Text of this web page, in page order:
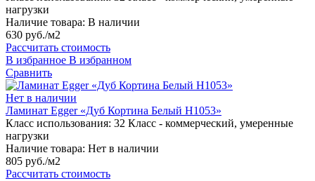
нагрузки
Наличие товара: В наличии
630 руб./м2
Рассчитать стоимость
В избранное В избранном
Сравнить
Нет в наличии
Ламинат Egger «Дуб Кортина Белый H1053»
Класс использования: 32 Класс - коммерческий, умеренные
нагрузки
Наличие товара: Нет в наличии
805 руб./м2
Рассчитать стоимость